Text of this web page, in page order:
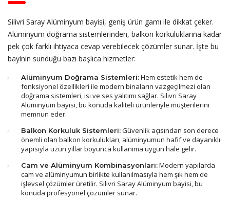
Silivri Saray Alüminyum bayisi, geniş ürün gamı ile dikkat çeker.
Alüminyum doğrama sistemlerinden, balkon korkuluklarına kadar
pek çok farklı ihtiyaca cevap verebilecek çözümler sunar. İşte bu
bayinin sunduğu bazı başlıca hizmetler:
Alüminyum Doğrama Sistemleri:Hem estetik hem de
fonksiyonel özellikleri ile modern binaların vazgeçilmezi olan
doğrama sistemleri, ısı ve ses yalıtımı sağlar. Silivri Saray
Alüminyum bayisi, bu konuda kaliteli ürünleriyle müşterilerini
memnun eder.
Balkon Korkuluk Sistemleri:Güvenlik açısından son derece
önemli olan balkon korkulukları, alüminyumun hafif ve dayanıklı
yapısıyla uzun yıllar boyunca kullanıma uygun hale gelir.
Cam ve Alüminyum Kombinasyonları:Modern yapılarda
cam ve alüminyumun birlikte kullanılmasıyla hem şık hem de
işlevsel çözümler üretilir. Silivri Saray Alüminyum bayisi, bu
konuda profesyonel çözümler sunar.